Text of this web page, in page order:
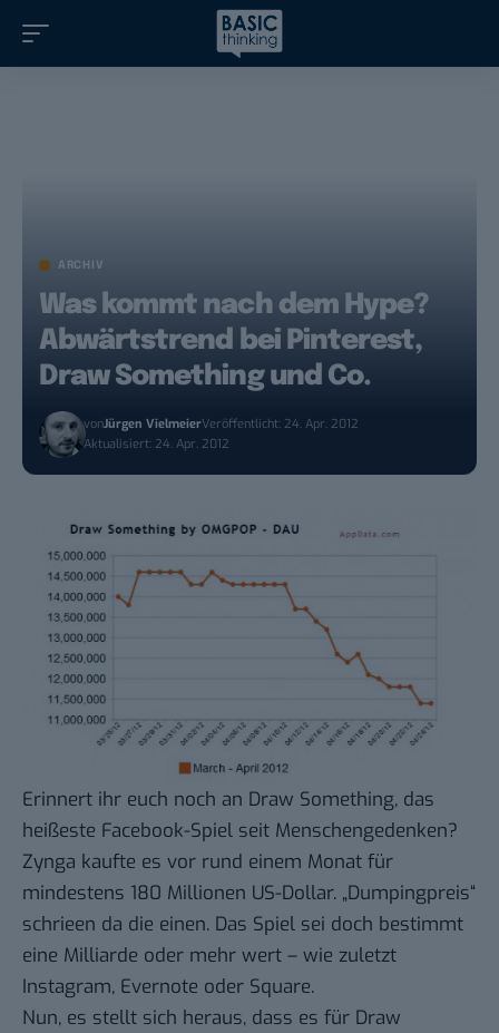
ARCHIV
Was kommt nach dem Hype?
Abwärtstrend bei Pinterest,
Draw Something und Co.
vonJürgen VielmeierVeröffentlicht: 24. Apr. 2012
Aktualisiert: 24. Apr. 2012
Erinnert ihr euch noch an Draw Something, das
heißeste Facebook-Spiel seit Menschengedenken?
Zynga kaufte es vor rund einem Monat für
mindestens 180 Millionen US-Dollar. „Dumpingpreis“
schrieen da die einen. Das Spiel sei doch bestimmt
eine Milliarde oder mehr wert – wie zuletzt
Instagram, Evernote oder Square.
Nun, es stellt sich heraus, dass es für Draw